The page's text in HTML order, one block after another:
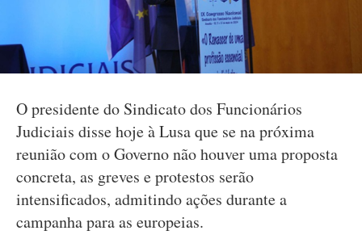
O presidente do Sindicato dos Funcionários
Judiciais disse hoje à Lusa que se na próxima
reunião com o Governo não houver uma proposta
concreta, as greves e protestos serão
intensificados, admitindo ações durante a
campanha para as europeias.